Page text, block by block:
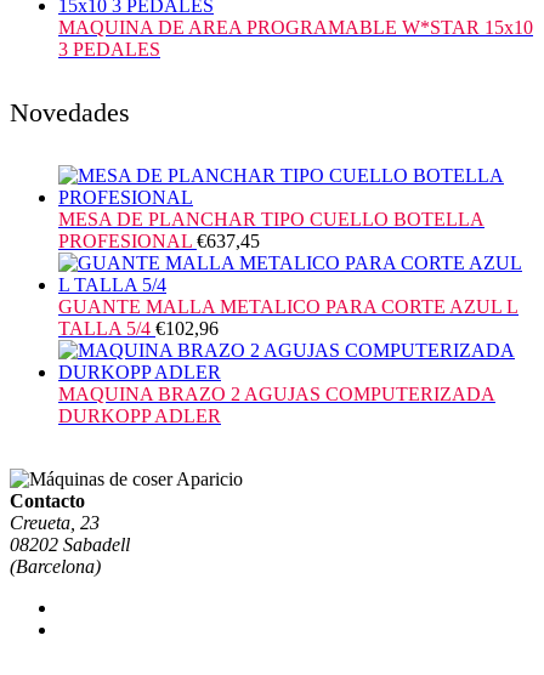
MAQUINA DE AREA PROGRAMABLE W*STAR 15x10
3 PEDALES
Novedades
MESA DE PLANCHAR TIPO CUELLO BOTELLA
PROFESIONAL €637,45
GUANTE MALLA METALICO PARA CORTE AZUL L
TALLA 5/4 €102,96
MAQUINA BRAZO 2 AGUJAS COMPUTERIZADA
DURKOPP ADLER
Contacto
Creueta, 23
08202 Sabadell
(Barcelona)